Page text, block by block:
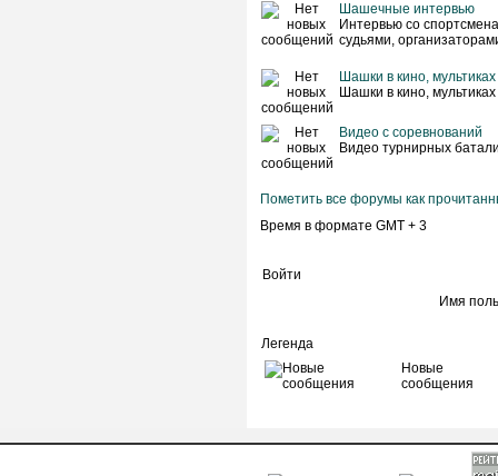
Шашечные интервью
Интервью со
судьями,
Шашки в кино,
Шашки в кино,
Видео с соревнований
Видео турнирных
Пометить все форумы как
Время в формате GMT + 3
Войти
Имя
Легенда
Новые
сообщения